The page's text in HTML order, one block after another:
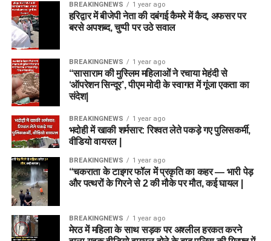
BREAKINGNEWS 1 year ago
हरिद्वार में बीजेपी नेता की दबंगई कैमरे में कैद, अफसर पर
बरसे अपशब्द, चुप्पी पर उठे सवाल
BREAKINGNEWS 1 year ago
“सासाराम की मुस्लिम महिलाओं ने रचाया मेहंदी से
‘ऑपरेशन सिन्दूर’, पीएम मोदी के स्वागत में गूंजा एकता का
संदेश|
BREAKINGNEWS 1 year ago
भदोही में खाकी शर्मसार: रिश्वत लेते पकड़े गए पुलिसकर्मी,
वीडियो वायरल |
BREAKINGNEWS 1 year ago
“चकराता के टाइगर फॉल में प्रकृति का कहर — भारी पेड़
और पत्थरों के गिरने से 2 की मौके पर मौत, कई घायल |
BREAKINGNEWS 1 year ago
मेरठ में महिला के साथ सड़क पर अश्लील हरकत करने